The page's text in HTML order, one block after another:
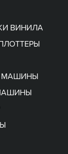
ВИНИЛА
МАШИНЫ